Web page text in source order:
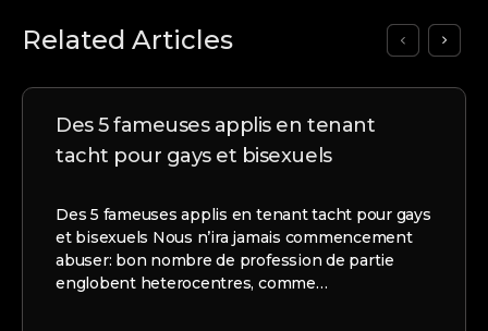
Related Articles
Des 5 fameuses applis en tenant
tacht pour gays et bisexuels
Des 5 fameuses applis en tenant tacht pour gays
et bisexuels Nous n’ira jamais commencement
abuser: bon nombre de profession de partie
englobent heterocentres, comme…